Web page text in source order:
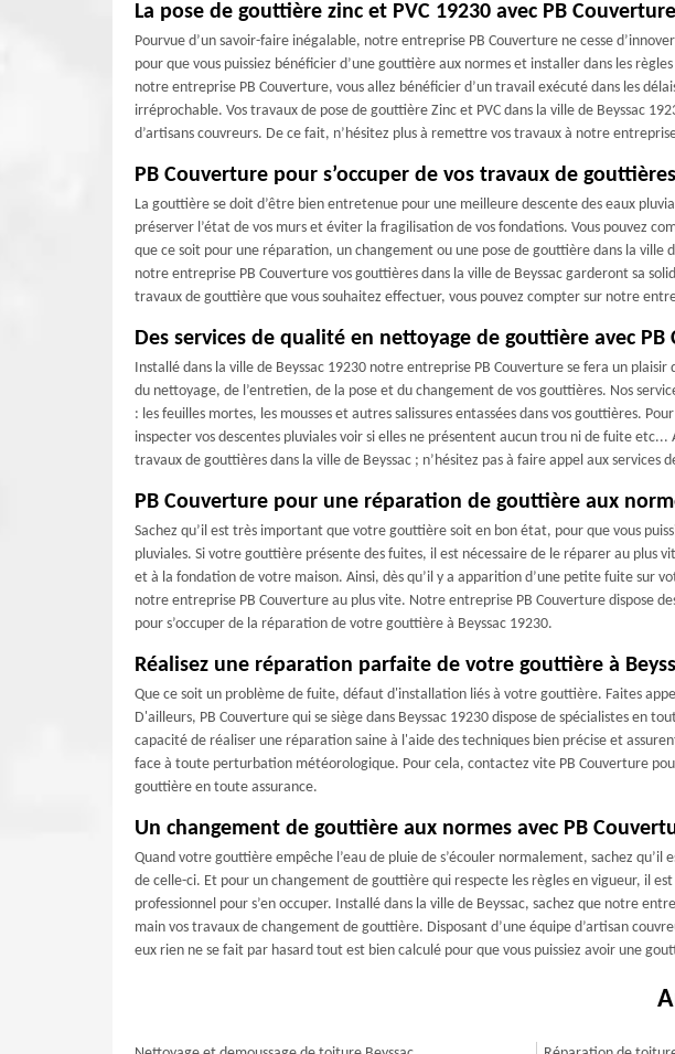
La pose de gouttière zinc et PVC 19230 avec PB Couverture
Pourvue d’un savoir-faire inégalable, notre entreprise PB Couverture ne cesse
pour que vous puissiez bénéficier d’une gouttière aux normes et installer dans les
notre entreprise PB Couverture, vous allez bénéficier d’un travail exécuté dans les
irréprochable. Vos travaux de pose de gouttière Zinc et PVC dans la ville de Beyssac
d’artisans couvreurs. De ce fait, n’hésitez plus à remettre vos travaux à notre
PB Couverture pour s’occuper de vos travaux de
La gouttière se doit d’être bien entretenue pour une meilleure descente des eaux
préserver l’état de vos murs et éviter la fragilisation de vos fondations. Vous pouvez
que ce soit pour une réparation, un changement ou une pose de gouttière dans la ville
notre entreprise PB Couverture vos gouttières dans la ville de Beyssac garderont sa
travaux de gouttière que vous souhaitez effectuer, vous pouvez compter sur notre
Des services de qualité en nettoyage de gouttière avec PB
Installé dans la ville de Beyssac 19230 notre entreprise PB Couverture se fera un plaisir
du nettoyage, de l’entretien, de la pose et du changement de vos gouttières. Nos
: les feuilles mortes, les mousses et autres salissures entassées dans vos gouttières.
inspecter vos descentes pluviales voir si elles ne présentent aucun trou ni de fuite etc...
travaux de gouttières dans la ville de Beyssac ; n’hésitez pas à faire appel aux services
PB Couverture pour une réparation de gouttière aux
Sachez qu’il est très important que votre gouttière soit en bon état, pour que vous
pluviales. Si votre gouttière présente des fuites, il est nécessaire de le réparer au plus
et à la fondation de votre maison. Ainsi, dès qu’il y a apparition d’une petite fuite sur
notre entreprise PB Couverture au plus vite. Notre entreprise PB Couverture dispose
pour s’occuper de la réparation de votre gouttière à Beyssac 19230.
Réalisez une réparation parfaite de votre gouttière à
Que ce soit un problème de fuite, défaut d'installation liés à votre gouttière. Faites
D'ailleurs, PB Couverture qui se siège dans Beyssac 19230 dispose de spécialistes en
capacité de réaliser une réparation saine à l'aide des techniques bien précise et
face à toute perturbation météorologique. Pour cela, contactez vite PB Couverture
gouttière en toute assurance.
Un changement de gouttière aux normes avec PB
Quand votre gouttière empêche l’eau de pluie de s’écouler normalement, sachez
de celle-ci. Et pour un changement de gouttière qui respecte les règles en vigueur, il
professionnel pour s’en occuper. Installé dans la ville de Beyssac, sachez que notre
main vos travaux de changement de gouttière. Disposant d’une équipe d’artisan
eux rien ne se fait par hasard tout est bien calculé pour que vous puissiez avoir une